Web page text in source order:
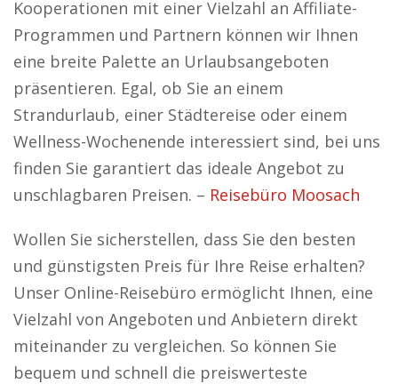
Kooperationen mit einer Vielzahl an Affiliate-
Programmen und Partnern können wir Ihnen
eine breite Palette an Urlaubsangeboten
präsentieren. Egal, ob Sie an einem
Strandurlaub, einer Städtereise oder einem
Wellness-Wochenende interessiert sind, bei uns
finden Sie garantiert das ideale Angebot zu
unschlagbaren Preisen. – Reisebüro Moosach
Wollen Sie sicherstellen, dass Sie den besten
und günstigsten Preis für Ihre Reise erhalten?
Unser Online-Reisebüro ermöglicht Ihnen, eine
Vielzahl von Angeboten und Anbietern direkt
miteinander zu vergleichen. So können Sie
bequem und schnell die preiswerteste